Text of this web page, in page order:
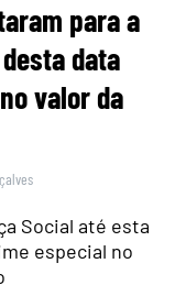
para a
data
valor da
Social até esta
especial no